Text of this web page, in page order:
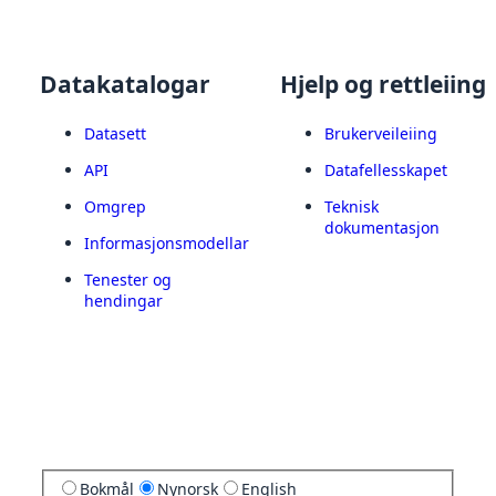
Datakatalogar
Datasett
API
Omgrep
Informasjonsmodellar
Tenester og
hendingar
Hjelp og rettleiing
Brukerveileiing
Datafellesskapet
Teknisk
dokumentasjon
Bokmål Nynorsk English